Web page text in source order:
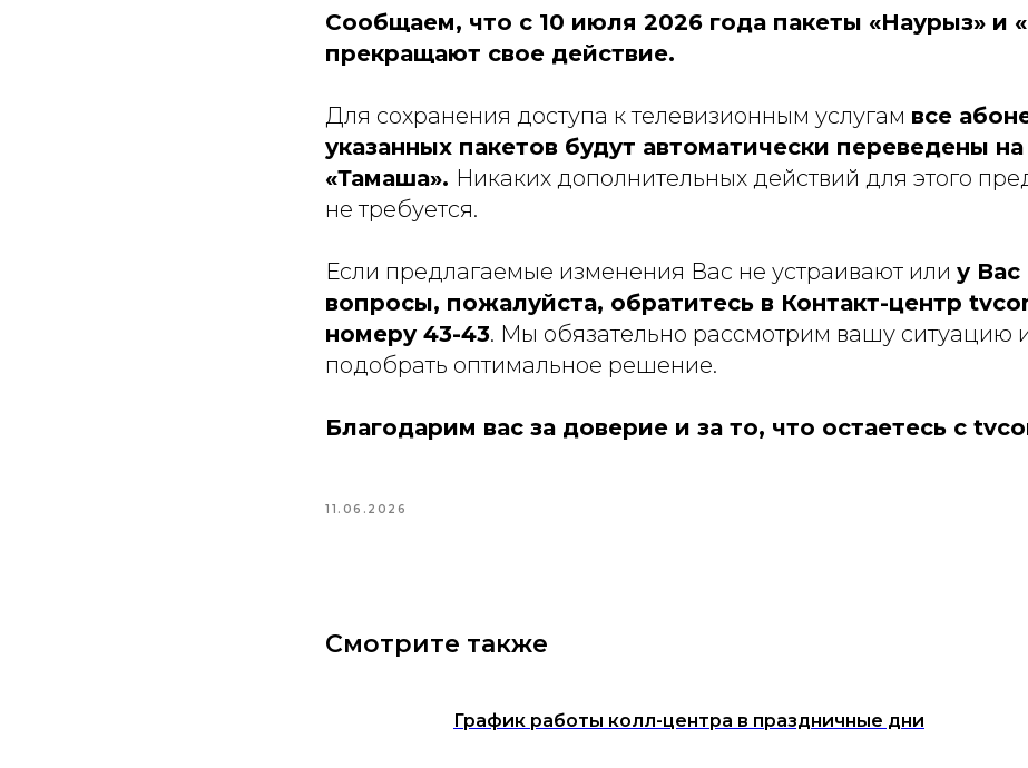
Сообщаем, что с 10 июля 2026 года пакеты «Наурыз» и
прекращают свое действие.
Для сохранения доступа к телевизионным услугам все
указанных пакетов будут автоматически переведены на
«Тамаша». Никаких дополнительных действий для этого
не требуется.
Если предлагаемые изменения Вас не устраивают или у Вас
вопросы, пожалуйста, обратитесь в Контакт-центр
номеру 43-43. Мы обязательно рассмотрим вашу ситуацию
подобрать оптимальное решение.
Благодарим вас за доверие и за то, что остаетесь с
11.06.2026
Смотрите также
График работы колл-центра в праздничные дни